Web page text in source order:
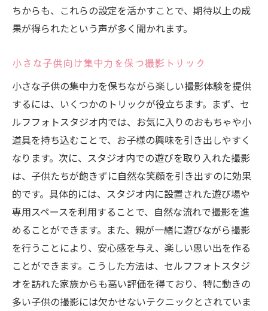
ちからも、これらの設定を活かすことで、期待以上の成
果が得られたという声が多く聞かれます。
小さな子供向け集中力を保つ撮影トリック
小さな子供の集中力を保ちながら楽しい撮影体験を提供
するには、いくつかのトリックが役立ちます。まず、セ
ルフフォトスタジオ内では、お気に入りのおもちゃや小
道具を持ち込むことで、お子様の興味を引き出しやすく
なります。次に、スタジオ内での遊びを取り入れた撮影
は、子供たちが飽きずに自然な笑顔を引き出すのに効果
的です。具体的には、スタジオ内に設置された遊び場や
専用スペースを利用することで、自然な流れで撮影を進
めることができます。また、親が一緒に遊びながら撮影
を行うことにより、安心感を与え、楽しい思い出を作る
ことができます。こうした方法は、セルフフォトスタジ
オを訪れた家族からも高い評価を得ており、特に動きの
多い子供の撮影には欠かせないテクニックとされていま